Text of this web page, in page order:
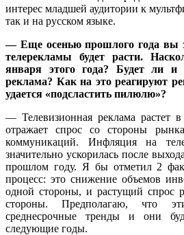
интерес младшей аудитории к
так и на русском языке.
— Еще осенью прошлого года вы
телерекламы будет расти.
января этого года? Будет ли
реклама? Как на это реагируют
удается «подсластить пилюлю»?
— Телевизионная реклама растет
отражает спрос со стороны
коммуникаций. Инфляция на
значительно ускорилась после
прошлом году. Я бы отметил 2
процесс: это снижение объемов
одной стороны, и растущий спрос
стороны. Предполагаю, что
среднесрочные тренды и они
следующие годы.